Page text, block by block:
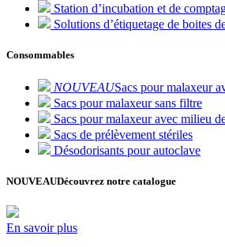
Station d’incubation et de
Solutions d’étiquetage de boites
Consommables
NOUVEAUSacs pour malaxeur
Sacs pour malaxeur sans filtre
Sacs pour malaxeur avec milieu
Sacs de prélèvement stériles
Désodorisants pour autoclave
NOUVEAUDécouvrez notre catalogue
En savoir plus